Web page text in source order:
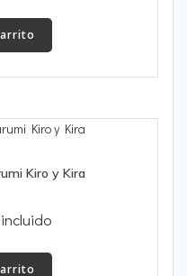
Kiro y Kira
incluido